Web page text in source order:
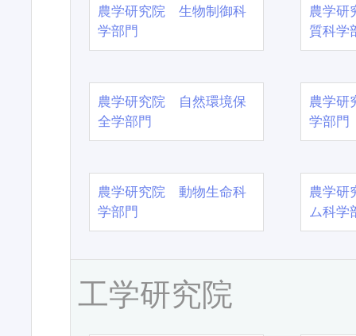
農学研究院 生物制御科
学部門
農学
質科学
農学研究院 自然環境保
全学部門
農学
学部門
農学研究院 動物生命科
学部門
農学
ム科学
工学研究院